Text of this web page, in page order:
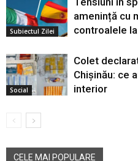
Subiectul Zilei
amenință cu
controalele
Social
Colet
Chișinău: ce
interior
CELE MAI POPULARE